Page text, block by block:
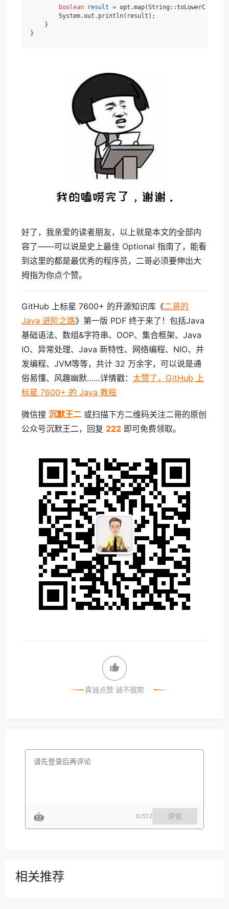
boolean result =
        System.out.println(result);
    }
好了，我亲爱的读者朋友，以上就是本文的全部内
容了——可以说是史上最佳 Optional 指南了，能看
到这里的都是最优秀的程序员，二哥必须要伸出大
拇指为你点个赞。
GitHub 上标星 7600+ 的开源知识库《二哥的
Java 进阶之路》第一版 PDF 终于来了！包括Java
基础语法、数组&字符串、OOP、集合框架、Java
IO、异常处理、Java 新特性、网络编程、NIO、并
发编程、JVM等等，共计 32 万余字，可以说是通
俗易懂、风趣幽默……详情戳： 太赞了，GitHub 上
标星 7600+ 的 Java 教程
微信搜 沉默王二 或扫描下方二维码关注二哥的原创
公众号沉默王二，回复 222 即可免费领取。
真诚点赞 诚不我欺
🤖 0/512 评论
相关推荐